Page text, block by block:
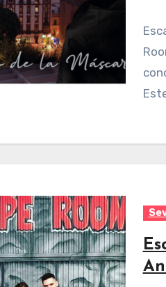
Escape the City Sevilla es un negocio de Escape